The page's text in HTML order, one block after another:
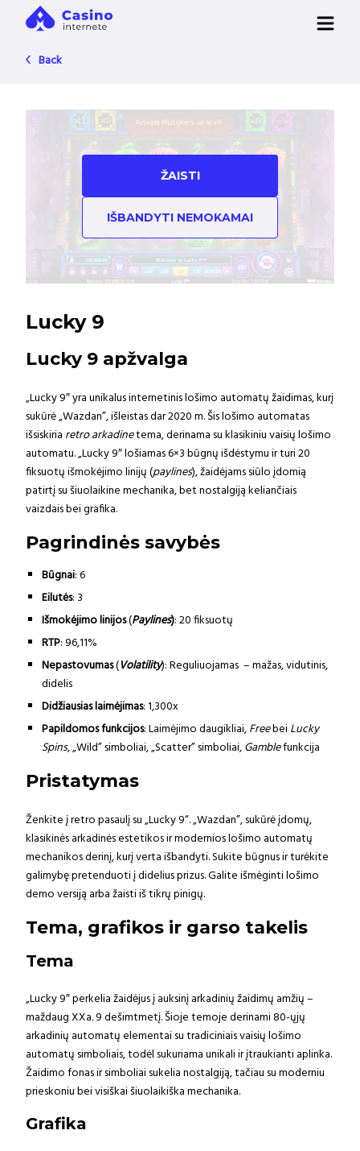
Back
ŽAISTI
IŠBANDYTI NEMOKAMAI
Lucky 9
Lucky 9 apžvalga
„Lucky 9″ yra unikalus internetinis lošimo automatų žaidimas, kurį
sukūrė „Wazdan”, išleistas dar 2020 m. Šis lošimo automatas
išsiskiria retro arkadinetema, derinama su klasikiniu vaisių lošimo
automatu. „Lucky 9″ lošiamas 6×3 būgnų išdėstymu ir turi 20
fiksuotų išmokėjimo linijų (paylines), žaidėjams siūlo įdomią
patirtį su šiuolaikine mechanika, bet nostalgiją keliančiais
vaizdais bei grafika.
Pagrindinės savybės
Būgnai: 6
Eilutės: 3
Išmokėjimo linijos(Paylines): 20 fiksuotų
RTP: 96,11%
Nepastovumas(Volatility): Reguliuojamas – mažas, vidutinis,
didelis
Didžiausias laimėjimas: 1,300x
Papildomos funkcijos: Laimėjimo daugikliai,FreebeiLucky
Spins, „Wild” simboliai, „Scatter” simboliai,Gamblefunkcija
Pristatymas
Ženkite į retro pasaulį su „Lucky 9“. „Wazdan”, sukūrė įdomų,
klasikinės arkadinės estetikos ir modernios lošimo automatų
mechanikos derinį, kurį verta išbandyti. Sukite būgnus ir turėkite
galimybę pretenduoti į didelius prizus. Galite išmėginti lošimo
demo versiją arba žaisti iš tikrų pinigų.
Tema, grafikos ir garso takelis
Tema
„Lucky 9″ perkelia žaidėjus į auksinį arkadinių žaidimų amžių –
maždaug XXa. 9 dešimtmetį. Šioje temoje derinami 80-ųjų
arkadinių automatų elementai su tradiciniais vaisių lošimo
automatų simboliais, todėl sukuriama unikali ir įtraukianti aplinka.
Žaidimo fonas ir simboliai sukelia nostalgiją, tačiau su moderniu
prieskoniu bei visiškai šiuolaikiška mechanika.
Grafika